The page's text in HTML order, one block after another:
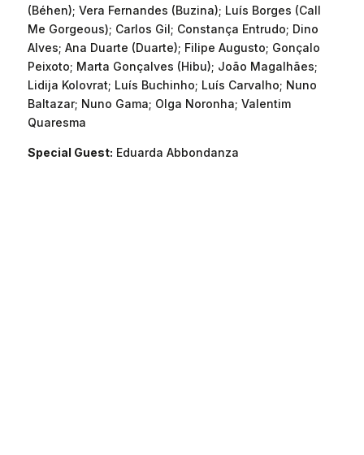
(Béhen); Vera Fernandes (Buzina); Luís Borges (Call
Me Gorgeous); Carlos Gil; Constança Entrudo; Dino
Alves; Ana Duarte (Duarte); Filipe Augusto; Gonçalo
Peixoto; Marta Gonçalves (Hibu); João Magalhães;
Lidija Kolovrat; Luís Buchinho; Luís Carvalho; Nuno
Baltazar; Nuno Gama; Olga Noronha; Valentim
Quaresma
Special Guest: Eduarda Abbondanza